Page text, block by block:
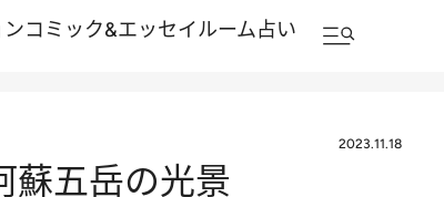
ンコミック&エッセイルーム占い
2023.11.18
蘇五岳の光景